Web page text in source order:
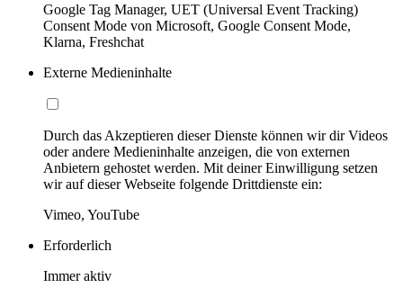
Google Tag Manager, UET (Universal Event Tracking)
Consent Mode von Microsoft, Google Consent Mode,
Klarna, Freshchat
Externe Medieninhalte
Durch das Akzeptieren dieser Dienste können wir dir Videos
oder andere Medieninhalte anzeigen, die von externen
Anbietern gehostet werden. Mit deiner Einwilligung setzen
wir auf dieser Webseite folgende Drittdienste ein:
Vimeo, YouTube
Erforderlich
Immer aktiv